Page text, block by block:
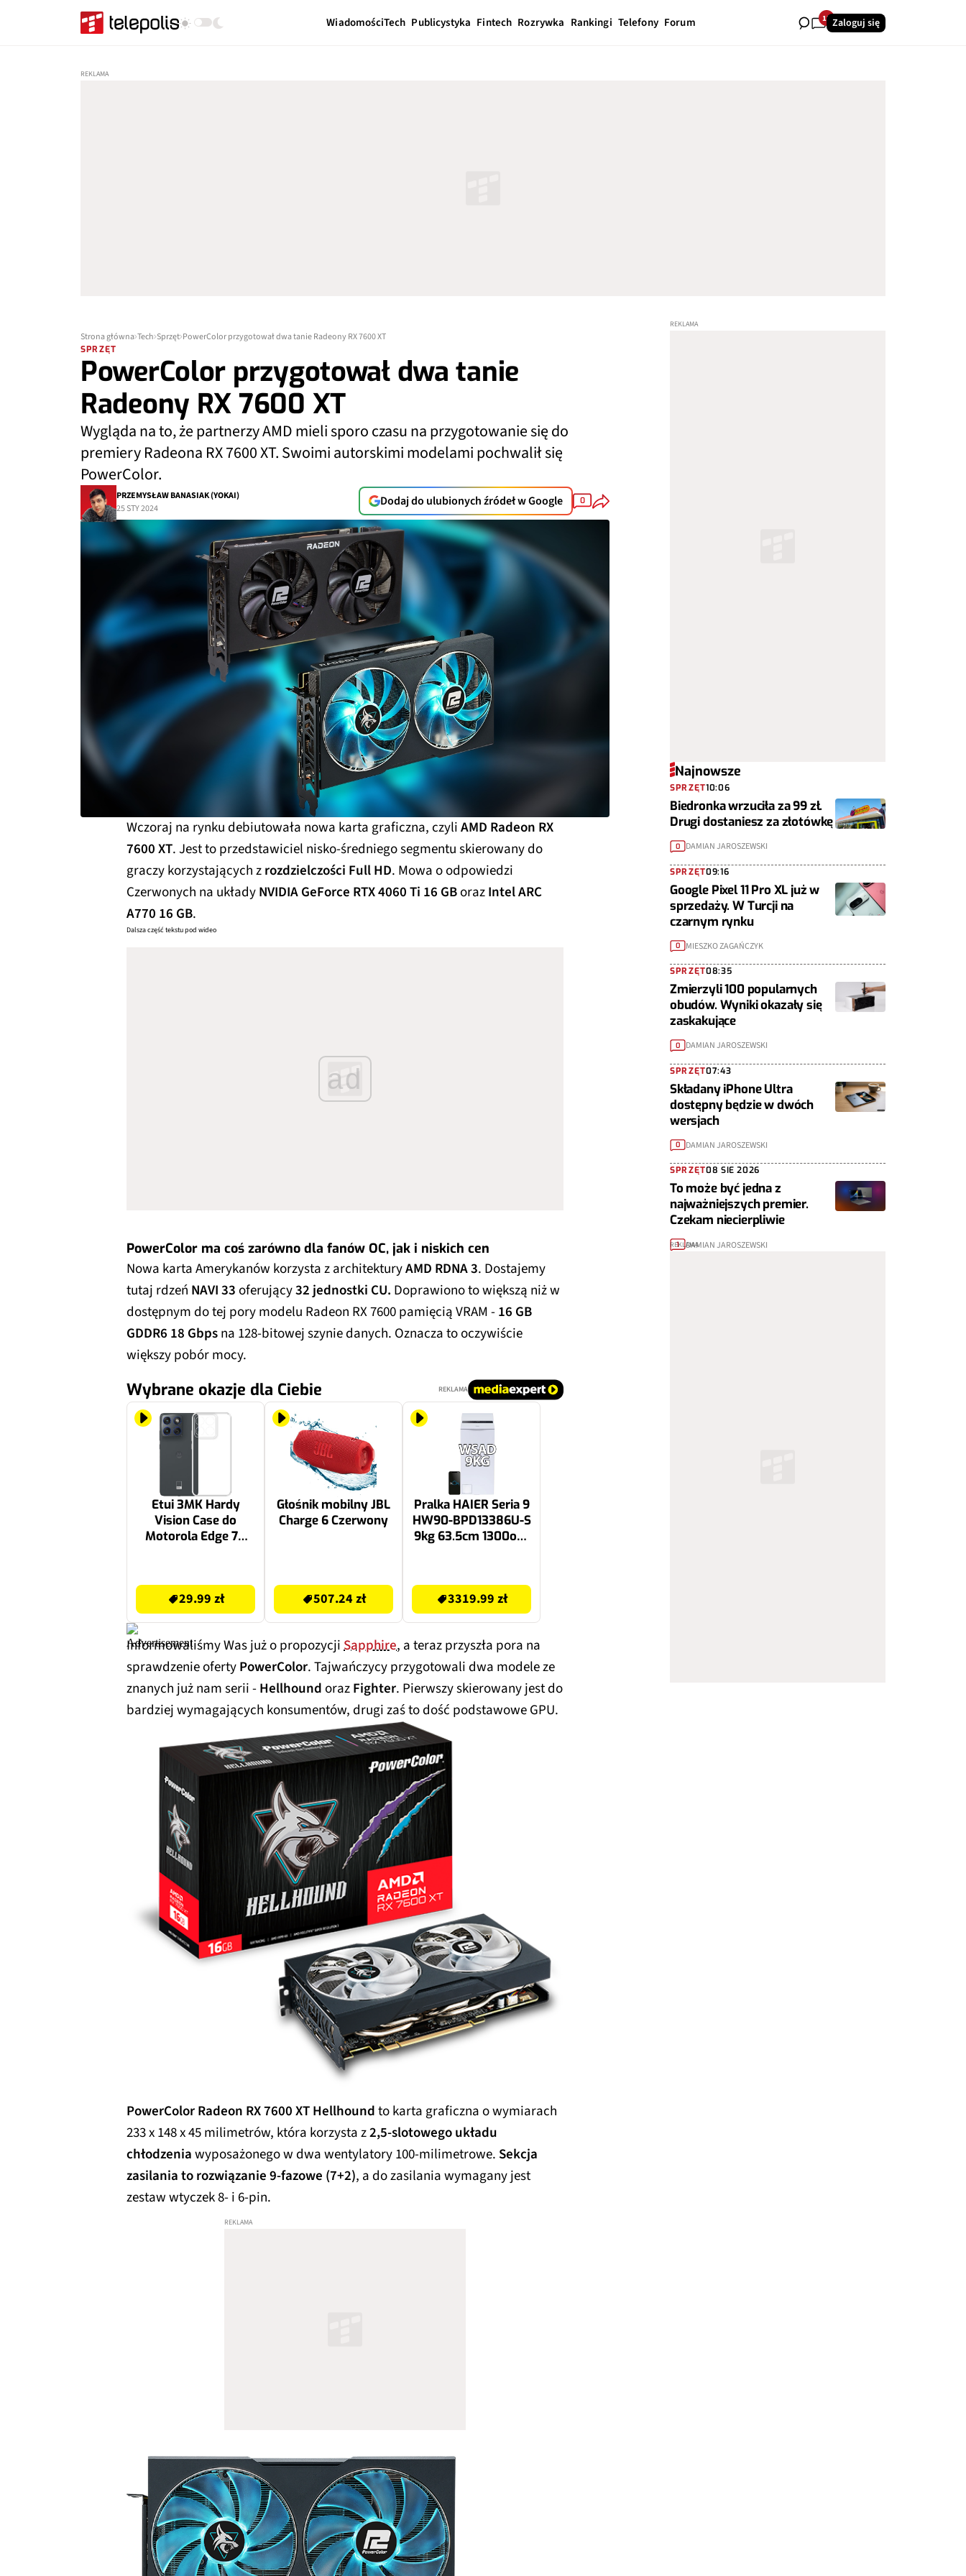
WiadomościTech Publicystyka Fintech Rozrywka Rankingi Telefony Forum 13Zaloguj się
Strona główna Tech Sprzęt PowerColor przygotował dwa tanie Radeony RX 7600 XT
SPRZĘT
PowerColor przygotował dwa tanie
Radeony RX 7600 XT
Wygląda na to, że partnerzy AMD mieli sporo czasu na przygotowanie się do
premiery Radeona RX 7600 XT. Swoimi autorskimi modelami pochwalił się
PowerColor.
PRZEMYSŁAW BANASIAK (YOKAI)
25 STY 2024
Dodaj do ulubionych źródeł w Google 0
Wczoraj na rynku debiutowała nowa karta graficzna, czyliAMD Radeon RX
7600 XT. Jest to przedstawiciel nisko-średniego segmentu skierowany do
graczy korzystających zrozdzielczości Full HD. Mowa o odpowiedzi
Czerwonych na układyNVIDIA GeForce RTX 4060 Ti 16 GBorazIntel ARC
A770 16 GB.
Dalsza część tekstu pod wideo
ad
PowerColor ma coś zarówno dla fanów OC, jak i niskich cen
Nowa karta Amerykanów korzysta z architekturyAMD RDNA 3. Dostajemy
tutaj rdzeń NAVI 33oferujący32 jednostki CU. Doprawiono to większą niż w
dostępnym do tej pory modelu Radeon RX 7600 pamięcią VRAM -16 GB
GDDR6 18 Gbpsna 128-bitowej szynie danych. Oznacza to oczywiście
większy pobór mocy.
Wybrane okazje dla Ciebie REKLAMA
Etui 3MK Hardy
Vision Case do
Motorola Edge 70
29.99 zł
Głośnik mobilny JBL
Charge 6 Czerwony
507.24 zł
Pralka HAIER Seria 9
HW90-BPD13386U-S
9kg 63.5cm 1300obr
3319.99 zł
Informowaliśmy Was już o propozycjiSapphire, a teraz przyszła pora na
sprawdzenie ofertyPowerColor. Tajwańczycy przygotowali dwa modele ze
znanych już nam serii -HellhoundorazFighter. Pierwszy skierowany jest do
bardziej wymagających konsumentów, drugi zaś to dość podstawowe GPU.
PowerColor Radeon RX 7600 XT Hellhoundto karta graficzna o wymiarach
233 x 148 x 45 milimetrów, która korzysta z2,5-slotowego układu
chłodzeniawyposażonego w dwa wentylatory 100-milimetrowe. Sekcja
zasilania to rozwiązanie 9-fazowe (7+2), a do zasilania wymagany jest
zestaw wtyczek 8- i 6-pin.
Najnowsze
SPRZĘT10:06
Biedronka wrzuciła za 99 zł.
Drugi dostaniesz za złotówkę
0 DAMIAN JAROSZEWSKI
SPRZĘT09:16
Google Pixel 11 Pro XL już w
sprzedaży. W Turcji na
czarnym rynku
0 MIESZKO ZAGAŃCZYK
SPRZĘT08:35
Zmierzyli 100 popularnych
obudów. Wyniki okazały się
zaskakujące
0 DAMIAN JAROSZEWSKI
SPRZĘT07:43
Składany iPhone Ultra
dostępny będzie w dwóch
wersjach
0 DAMIAN JAROSZEWSKI
SPRZĘT08 SIE 2026
To może być jedna z
najważniejszych premier.
Czekam niecierpliwie
1 DAMIAN JAROSZEWSKI